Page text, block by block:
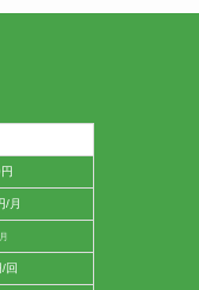
円
/月
回